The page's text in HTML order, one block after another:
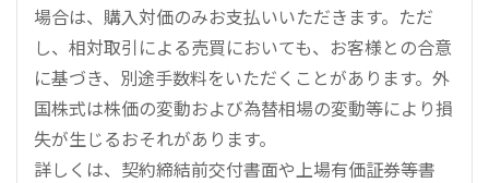
場合は、購入対価のみお支払いいただきます。ただ
し、相対取引による売買においても、お客様との合意
に基づき、別途手数料をいただくことがあります。外
国株式は株価の変動および為替相場の変動等により損
失が生じるおそれがあります。
詳しくは、契約締結前交付書面や上場有価証券等書